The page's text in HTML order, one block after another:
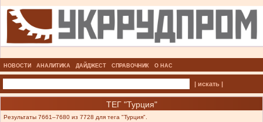
НОВОСТИ АНАЛИТИКА ДАЙДЖЕСТ СПРАВОЧНИК О НАС
| искать |
ТЕГ "Турция"
Результаты 7661–7680 из 7728 для тега "Турция".